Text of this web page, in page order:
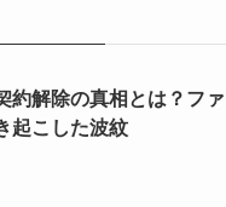
約解除の真相とは？ファ
起こした波紋